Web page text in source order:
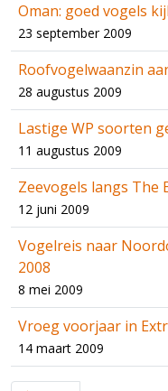
Oman: goed vogels
23 september 2009
Roofvogelwaanzin
28 augustus 2009
Lastige WP soorten
11 augustus 2009
Zeevogels langs The
12 juni 2009
Vogelreis naar
2008
8 mei 2009
Vroeg voorjaar in
14 maart 2009